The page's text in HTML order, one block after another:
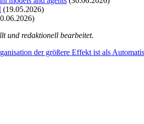
(19.05.2026)
und redaktionell bearbeitet.
der größere Effekt ist als